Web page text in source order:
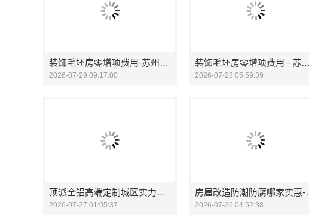
装饰毛坯房零增项费用-苏州兔哥哥智装新材料有限公司
2026-07-29 09:17:00
装饰毛坯房零增项费用 - 苏州兔哥哥智装新材料有限公司
2026-07-28 05:59:39
顶派全铝高端定制城区实力商家家庭装修实景案例
2026-07-27 01:05:37
房屋改造
2026-07-26 04:52:38